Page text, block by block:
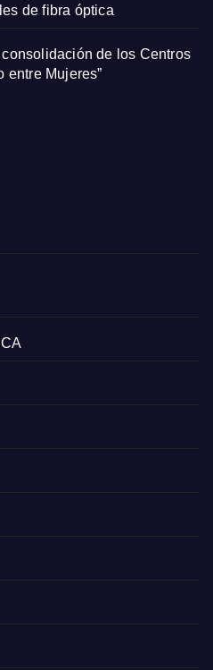
de fibra óptica
de los Centros
entre Mujeres”